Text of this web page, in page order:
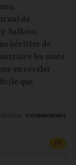
,
de
Salkow,
héritier de
les mots
en révéler
que
11/2021 0 commentaire
FP